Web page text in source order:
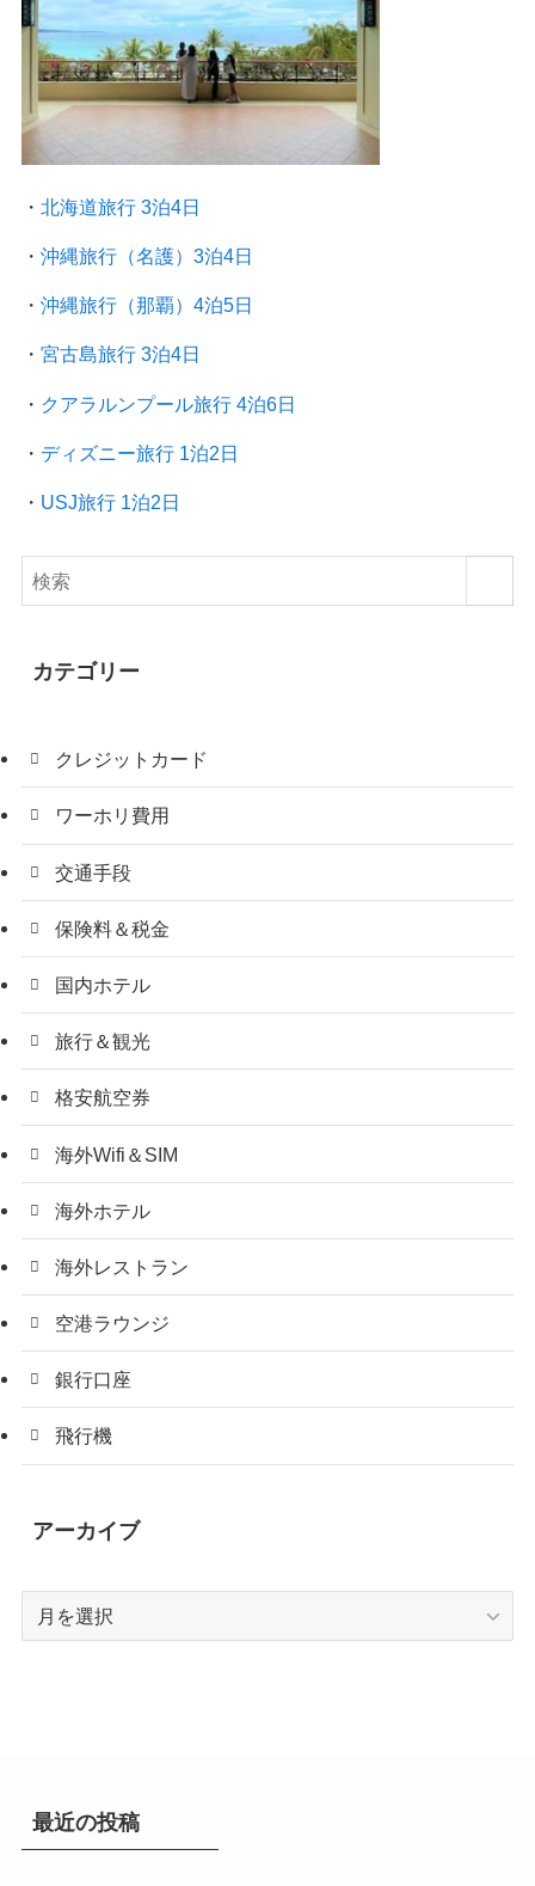
・ 北海道旅行 3泊4日
・ 沖縄旅行（名護）3泊4日
・ 沖縄旅行（那覇）4泊5日
・ 宮古島旅行 3泊4日
・ クアラルンプール旅行 4泊6日
・ ディズニー旅行 1泊2日
・ USJ旅行 1泊2日
カテゴリー
クレジットカード
ワーホリ費用
交通手段
保険料＆税金
国内ホテル
旅行＆観光
格安航空券
海外Wifi＆SIM
海外ホテル
海外レストラン
空港ラウンジ
銀行口座
飛行機
アーカイブ
最近の投稿